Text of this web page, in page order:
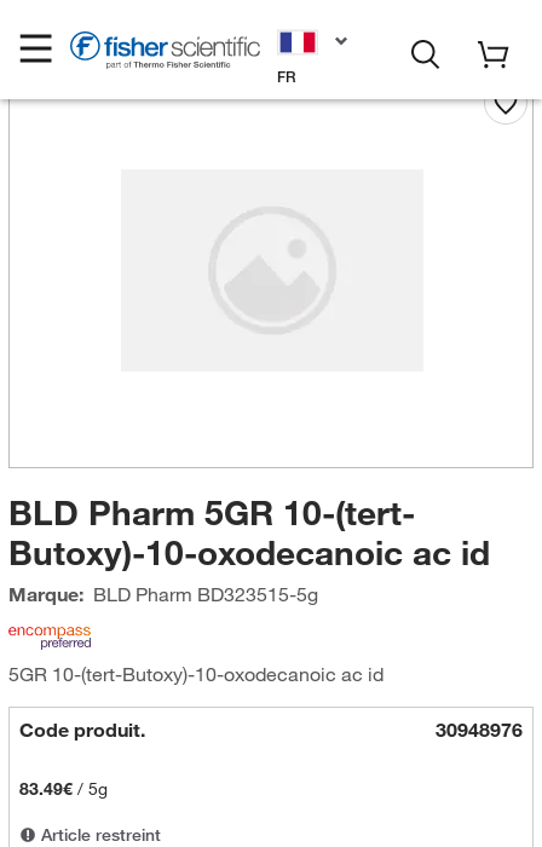
FR
BLD Pharm 5GR 10-(tert-
Butoxy)-10-oxodecanoic ac id
Marque: BLD Pharm BD323515-5g
5GR 10-(tert-Butoxy)-10-oxodecanoic ac id
Code produit. 30948976
83.49€/ 5g
Article restreint